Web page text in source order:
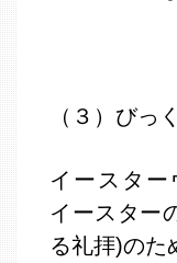
（３）びっ
イースター
イースター
る礼拝)のた